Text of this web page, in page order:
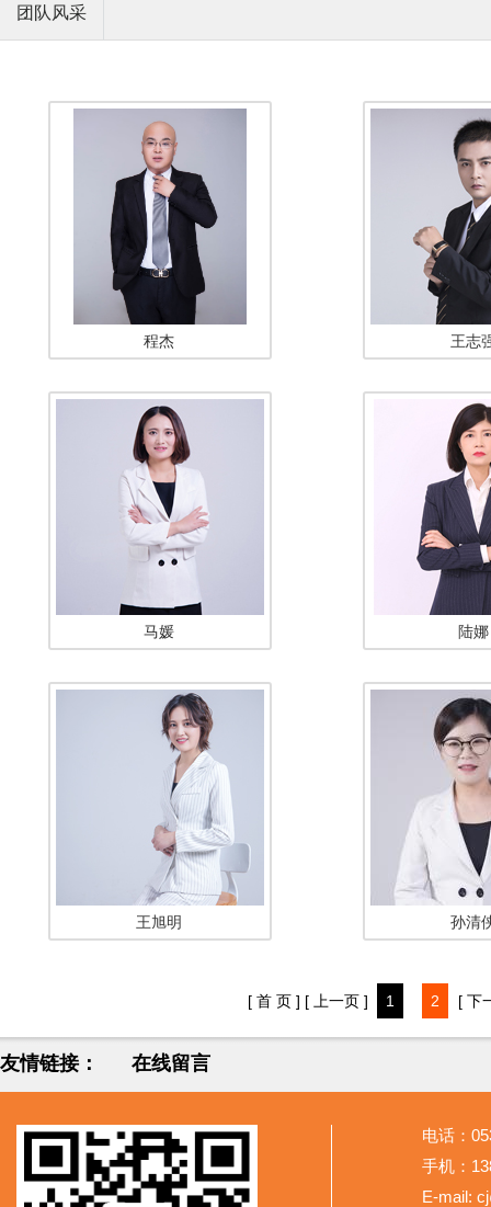
团队风采
程杰 王志
马媛 陆娜
王旭明 孙清
[ 首 页 ] [ 上一页 ] 1 2 [ 下
友情链接： 在线留言
电话：
手机：
E-mail: